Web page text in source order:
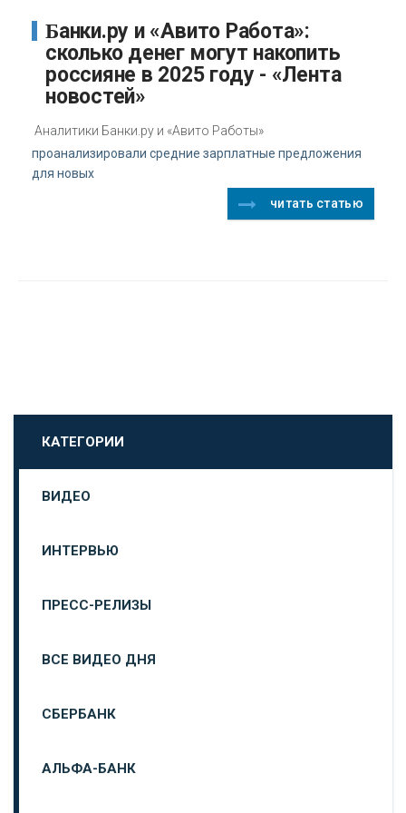
Банки.ру и «Авито Работа»:
сколько денег могут накопить
россияне в 2025 году - «Лента
новостей»
Аналитики Банки.ру и «Авито Работы»
проанализировали средние зарплатные предложения
для новых
читать статью
КАТЕГОРИИ
ВИДЕО
ИНТЕРВЬЮ
ПРЕСС-РЕЛИЗЫ
ВСЕ ВИДЕО ДНЯ
СБЕРБАНК
АЛЬФА-БАНК